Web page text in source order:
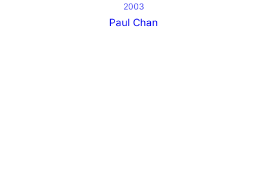
2003
Paul Chan